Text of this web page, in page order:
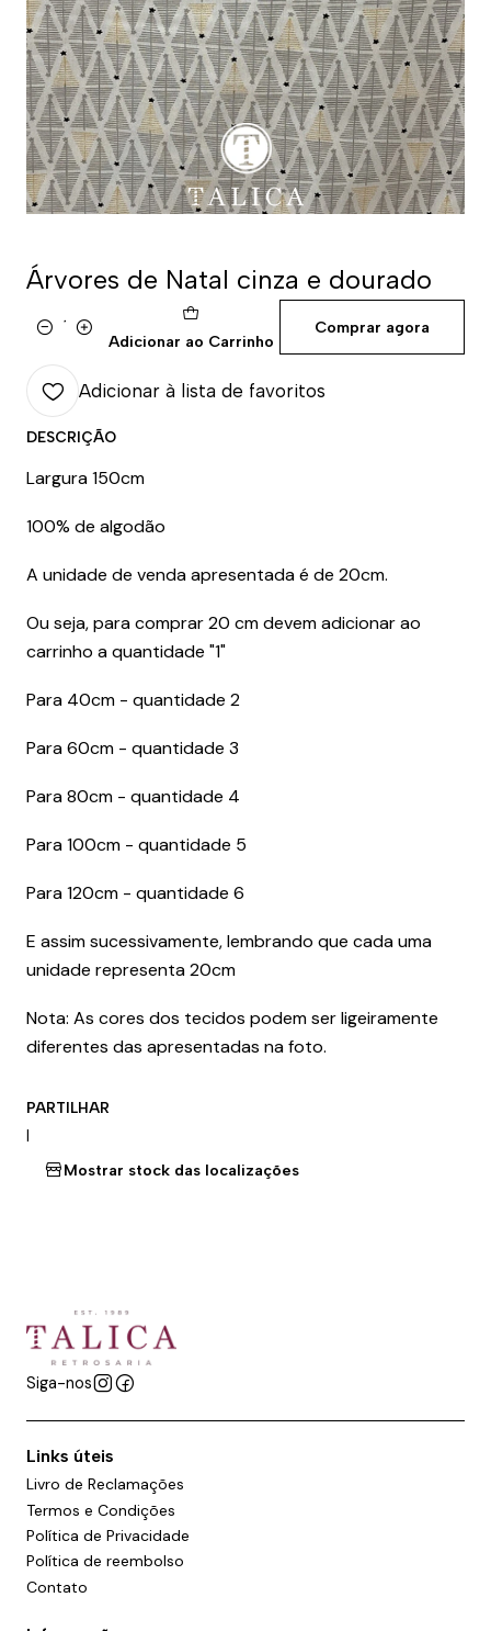
Árvores de Natal cinza e dourado
QuantidadeAdicionar ao Carrinho
Comprar agora
Adicionar à lista de favoritos
DESCRIÇÃO
Largura 150cm
100% de algodão
A unidade de venda apresentada é de 20cm.
Ou seja, para comprar 20 cm devem adicionar ao
carrinho a quantidade "1"
Para 40cm - quantidade 2
Para 60cm - quantidade 3
Para 80cm - quantidade 4
Para 100cm - quantidade 5
Para 120cm - quantidade 6
E assim sucessivamente, lembrando que cada uma
unidade representa 20cm
Nota: As cores dos tecidos podem ser ligeiramente
diferentes das apresentadas na foto.
PARTILHAR
|
Mostrar stock das localizações
Siga-nos
Links úteis
Livro de Reclamações
Termos e Condições
Política de Privacidade
Política de reembolso
Contato